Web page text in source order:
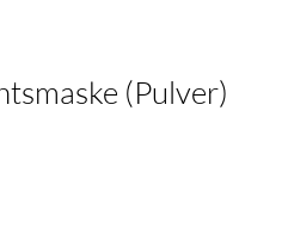
(Pulver)